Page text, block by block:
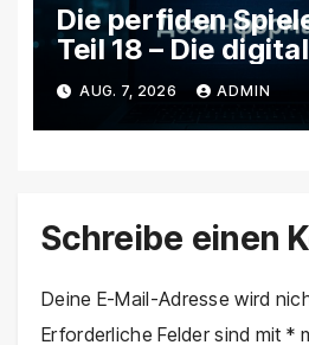
Die perfiden
Teil 18 – Die
Wie rechte
Trollfarmen und
Agenda in
AUG. 7, 2026 ADMIN
Schreibe einen
Deine E-Mail-Adresse wird
Erforderliche Felder sind mit*